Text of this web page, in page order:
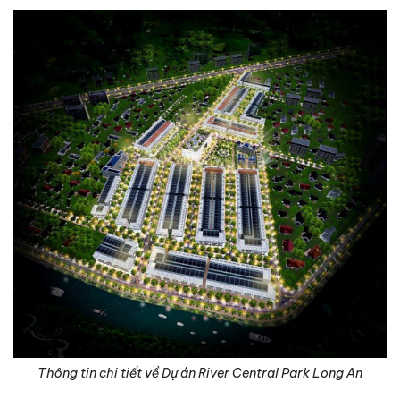
Thông tin chi tiết về Dự án River Central Park Long An